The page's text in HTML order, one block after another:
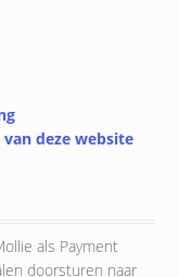
deze website
als Payment
doorsturen naar